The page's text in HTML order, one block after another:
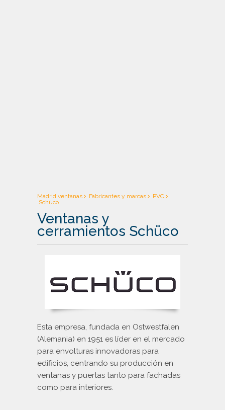
Veka
Finstral
Madrid ventanas Fabricantes y marcas
PVC
Schüco
Ventanas y
cerramientos Schüco
Esta empresa, fundada en Ostwestfalen
(Alemania) en 1951 es líder en el mercado
para envolturas innovadoras para
edificios, centrando su producción en
ventanas y puertas tanto para fachadas
como para interiores.